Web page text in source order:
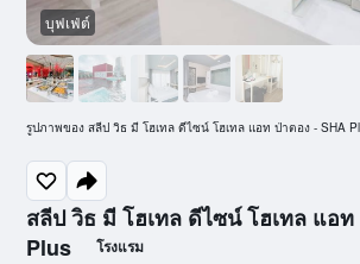
สลีป วิธ มี โฮเทล ดีไซน์ โฮเทล แอ
Plus
โรงแรม
บุฟเฟ่ต์
รูปภาพของ สลีป วิธ มี โฮเทล ดีไซน์ โฮเทล แอท ป่าตอง - SHA